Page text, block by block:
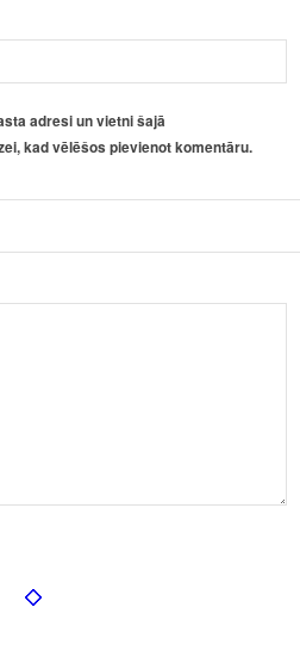
adresi un vietni šajā
kad vēlēšos pievienot komentāru.